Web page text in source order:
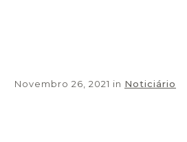
Novembro 26, 2021 in Noticiário